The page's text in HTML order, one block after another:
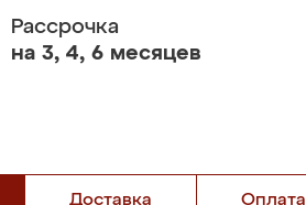
Рассрочка
на 3, 4, 6 месяцев
Доставка Оплата